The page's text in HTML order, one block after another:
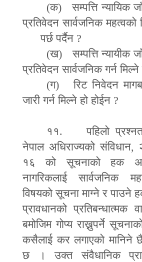
(क) सम्पत्ति न्यायिक
प्रतिवेदन सार्वजनिक महत्वको
पर्छ पर्दैन ?
(ख) सम्पत्ति न्यायीक
प्रतिवेदन सार्वजनिक गर्न मिल्ने
(ग) रिट निवेदन
जारी गर्न मिल्ने हो होईन ?
११. पहिलो
नेपाल अधिराज्यको संविधान,
१६ को सूचनाको हक
नागरिकलाई सार्वजनिक
विषयको सूचना माग्ने र
प्रावधानको प्रतिबन्धात्मक
बमोजिम गोप्य राख्नुपर्ने
कसैलाई कर लगाएको
छ । उक्त संवैधानिक